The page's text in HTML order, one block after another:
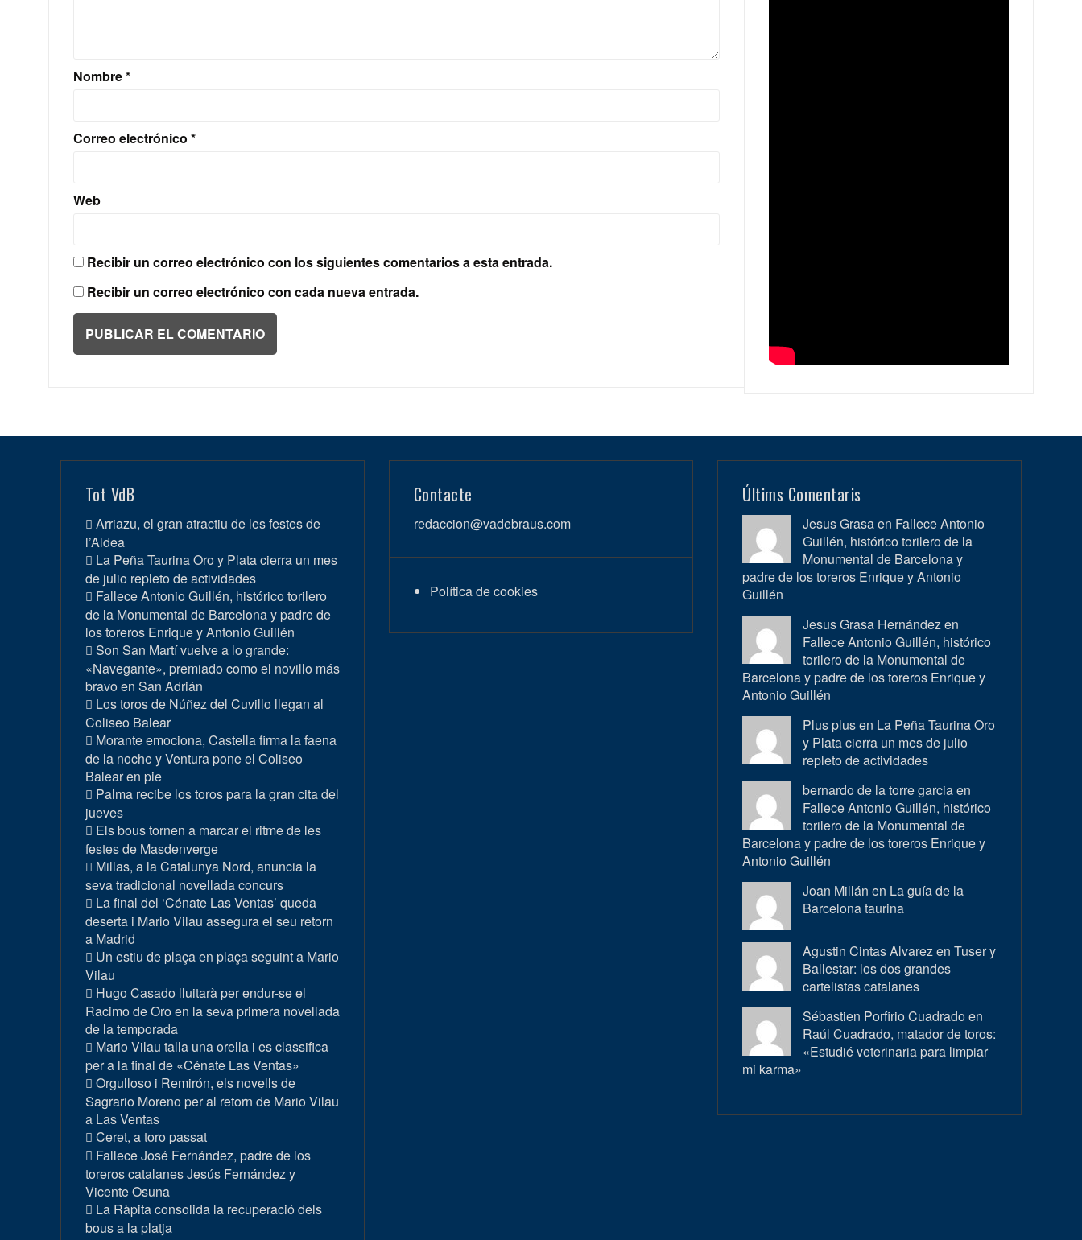
Nombre*
Correo electrónico *
Web
Recibir un correo electrónico con los siguientes comentarios a esta entrada.
Recibir un correo electrónico con cada nueva entrada.
Tot VdB
Arriazu, el gran atractiu de les festes de
l’Aldea
La Peña Taurina Oro y Plata cierra un mes
de julio repleto de actividades
Fallece Antonio Guillén, histórico torilero
de la Monumental de Barcelona y padre de
los toreros Enrique y Antonio Guillén
Son San Martí vuelve a lo grande:
«Navegante», premiado como el novillo más
bravo en San Adrián
Los toros de Núñez del Cuvillo llegan al
Coliseo Balear
Morante emociona, Castella firma la faena
de la noche y Ventura pone el Coliseo
Balear en pie
Palma recibe los toros para la gran cita del
jueves
Els bous tornen a marcar el ritme de les
festes de Masdenverge
Millas, a la Catalunya Nord, anuncia la
seva tradicional novellada concurs
La final del ‘Cénate Las Ventas’ queda
deserta i Mario Vilau assegura el seu retorn
a Madrid
Un estiu de plaça en plaça seguint a Mario
Vilau
Hugo Casado lluitarà per endur-se el
Racimo de Oro en la seva primera novellada
de la temporada
Mario Vilau talla una orella i es classifica
per a la final de «Cénate Las Ventas»
Orgulloso i Remirón, els novells de
Sagrario Moreno per al retorn de Mario Vilau
a Las Ventas
Ceret, a toro passat
Fallece José Fernández, padre de los
toreros catalanes Jesús Fernández y
Vicente Osuna
La Ràpita consolida la recuperació dels
bous a la platja
Contacte
redaccion@vadebraus.com
Política de cookies
Últims Comentaris
Jesus Grasa en Fallece Antonio
Guillén, histórico torilero de la
Monumental de Barcelona y
padre de los toreros Enrique y Antonio
Guillén
Jesus Grasa Hernández en
Fallece Antonio Guillén, histórico
torilero de la Monumental de
Barcelona y padre de los toreros Enrique y
Antonio Guillén
Plus plus en La Peña Taurina Oro
y Plata cierra un mes de julio
repleto de actividades
bernardo de la torre garcia en
Fallece Antonio Guillén, histórico
torilero de la Monumental de
Barcelona y padre de los toreros Enrique y
Antonio Guillén
Joan Millán en La guía de la
Barcelona taurina
Agustin Cintas Alvarez enTuser y
Ballestar: los dos grandes
cartelistas catalanes
Sébastien Porfirio Cuadrado en
Raúl Cuadrado, matador de toros:
«Estudié veterinaria para limpiar
mi karma»